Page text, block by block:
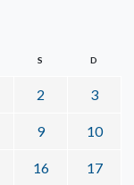
S D
2 3
9 10
16 17